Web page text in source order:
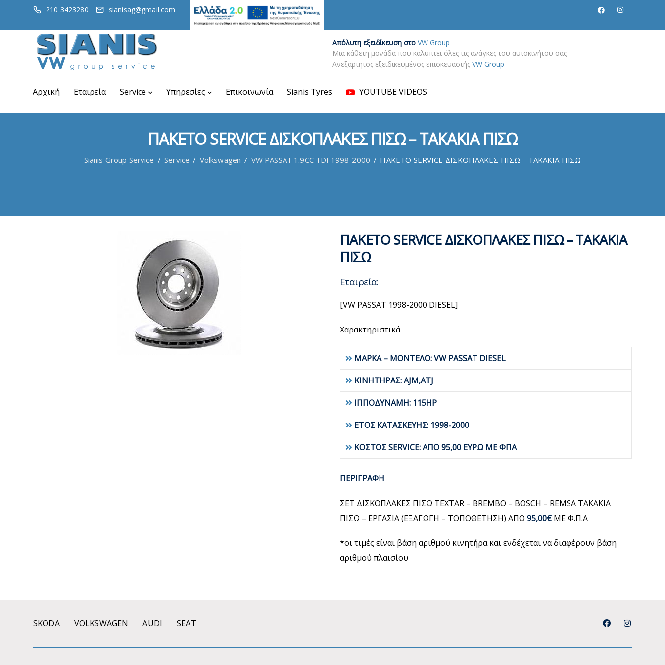
210 3423280 sianisag@gmail.com
Απόλυτη εξειδίκευση στο VW Group
Μια κάθετη μονάδα που καλύπτει όλες τις ανάγκες του αυτοκινήτου σας
Ανεξάρτητος εξειδικευμένος επισκευαστής VW Group
Αρχική Εταιρεία Service Υπηρεσίες Επικοινωνία Sianis Tyres YOUTUBE VIDEOS
ΠΑΚΕΤΟ SERVICE ΔΙΣΚΟΠΛΑΚΕΣ ΠΙΣΩ – ΤΑΚΑΚΙΑ ΠΙΣΩ
Sianis Group Service / Service / Volkswagen / VW PASSAT 1.9CC TDI 1998-2000 / ΠΑΚΕΤΟ SERVICE ΔΙΣΚΟΠΛΑΚΕΣ ΠΙΣΩ – ΤΑΚΑΚΙΑ ΠΙΣΩ
ΠΑΚΕΤΟ SERVICE ΔΙΣΚΟΠΛΑΚΕΣ ΠΙΣΩ – ΤΑΚΑΚΙΑ
ΠΙΣΩ
Εταιρεία:
[VW PASSAT 1998-2000 DIESEL]
Χαρακτηριστικά
ΜΑΡΚΑ – ΜΟΝΤΕΛΟ: VW PASSAT DIESEL
ΚΙΝΗΤΗΡΑΣ: AJM,ATJ
ΙΠΠΟΔΥΝΑΜΗ: 115HP
ΕΤΟΣ ΚΑΤΑΣΚΕΥΗΣ: 1998-2000
ΚΟΣΤΟΣ SERVICE: ΑΠΟ 95,00 ΕΥΡΩ ΜΕ ΦΠΑ
ΠΕΡΙΓΡΑΦΗ
ΣΕΤ ΔΙΣΚΟΠΛΑΚΕΣ ΠΙΣΩ TEXTAR – BREMBO – BOSCH – REMSA ΤΑΚΑΚΙΑ
ΠΙΣΩ – ΕΡΓΑΣΙΑ (ΕΞΑΓΩΓΗ – ΤΟΠΟΘΕΤΗΣΗ) ΑΠΟ 95,00€ ΜΕ Φ.Π.Α
*οι τιμές είναι βάση αριθμού κινητήρα και ενδέχεται να διαφέρουν βάση
αριθμού πλαισίου
SKODA VOLKSWAGEN AUDI SEAT